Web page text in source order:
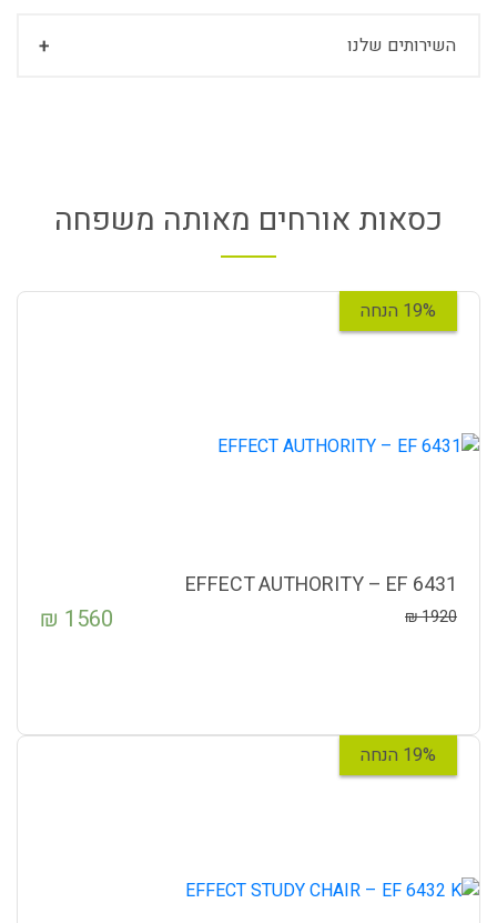
השירותים שלנו
כסאות אורחים מאותה משפחה
19% הנחה
EFFECT AUTHORITY – EF 6431
1920
₪
1560
₪
19% הנחה